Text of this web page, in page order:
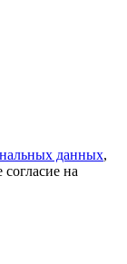
данных,
на